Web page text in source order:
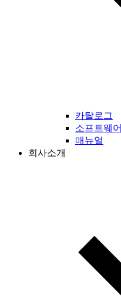
카탈로그
소프트웨어
매뉴얼
회사소개